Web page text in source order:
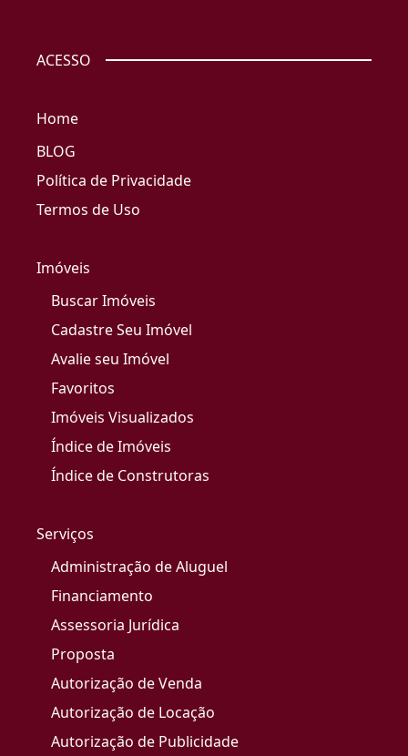
ACESSO
Home
BLOG
Política de Privacidade
Termos de Uso
Imóveis
Buscar Imóveis
Cadastre Seu Imóvel
Avalie seu Imóvel
Favoritos
Imóveis Visualizados
Índice de Imóveis
Índice de Construtoras
Serviços
Administração de Aluguel
Financiamento
Assessoria Jurídica
Proposta
Autorização de Venda
Autorização de Locação
Autorização de Publicidade